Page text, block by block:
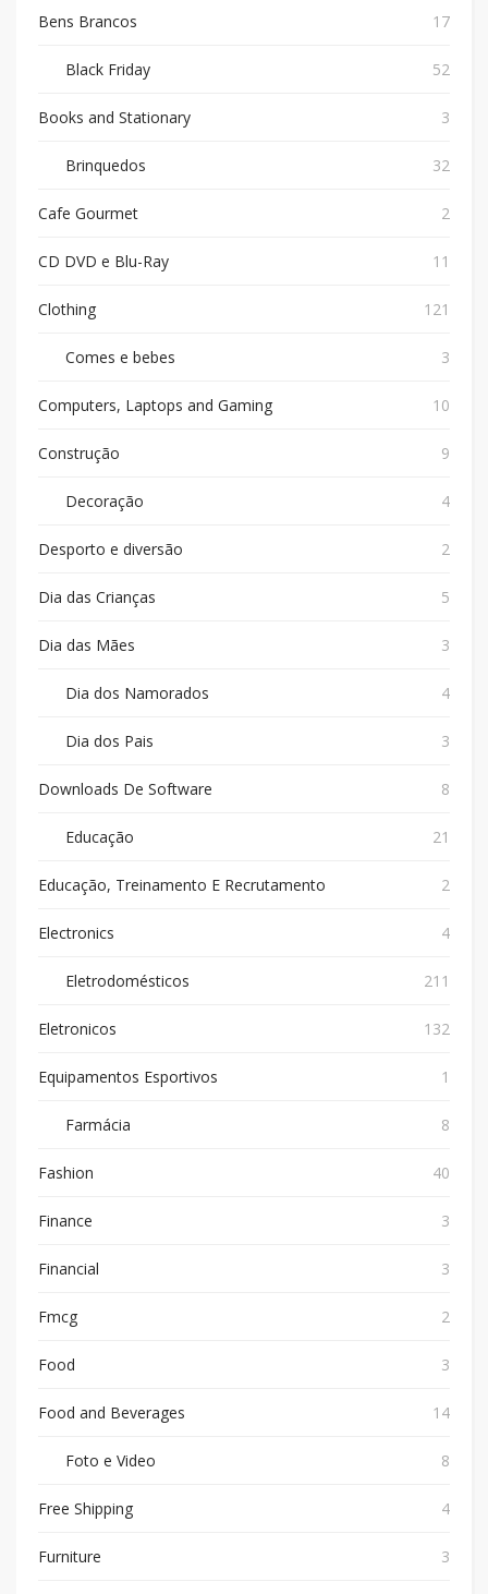
Bens Brancos 17
Black Friday 52
Books and Stationary 3
Brinquedos 32
Cafe Gourmet 2
CD DVD e Blu-Ray 11
Clothing 121
Comes e bebes 3
Computers, Laptops and Gaming 10
Construção 9
Decoração 4
Desporto e diversão 2
Dia das Crianças 5
Dia das Mães 3
Dia dos Namorados 4
Dia dos Pais 3
Downloads De Software 8
Educação 21
Educação, Treinamento E Recrutamento 2
Electronics 4
Eletrodomésticos 211
Eletronicos 132
Equipamentos Esportivos 1
Farmácia 8
Fashion 40
Finance 3
Financial 3
Fmcg 2
Food 3
Food and Beverages 14
Foto e Video 8
Free Shipping 4
Furniture 3